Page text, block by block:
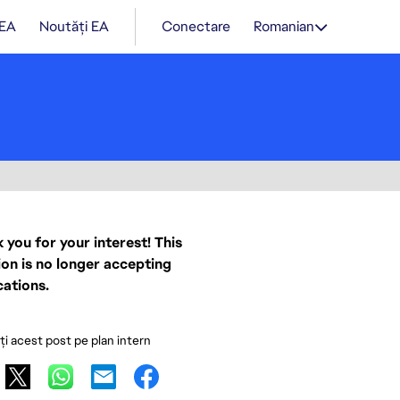
Noutăți EA Conectare Romanian
you for your interest! This
is no longer accepting
acest post pe plan intern